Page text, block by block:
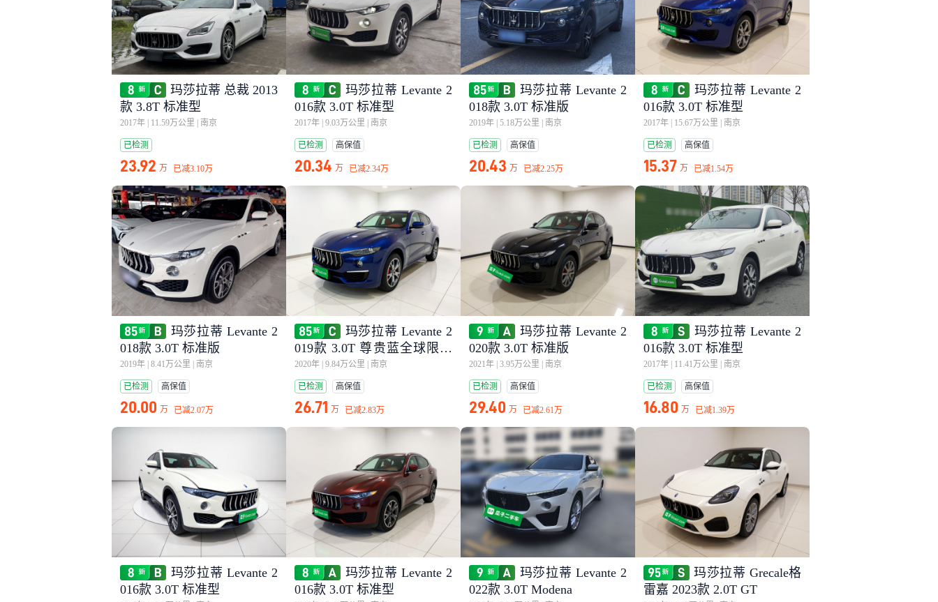
玛莎拉蒂 总裁 2013
款 3.8T 标准型
2017年 11.59万公里 南京
已检测
23.92 万 已减3.10万
玛莎拉蒂 Levante 2
016款 3.0T 标准型
2017年 9.03万公里 南京
已检测 高保值
20.34 万 已减2.34万
玛莎拉蒂 Levante 2
018款 3.0T 标准版
2019年 5.18万公里 南京
已检测 高保值
20.43 万 已减2.25万
玛莎拉蒂 Levante 2
016款 3.0T 标准型
2017年 15.67万公里 南京
已检测 高保值
15.37 万 已减1.54万
玛莎拉蒂 Levante 2
018款 3.0T 标准版
2019年 8.41万公里 南京
已检测 高保值
20.00 万 已减2.07万
玛莎拉蒂 Levante 2
019款 3.0T 尊贵蓝全球限量
版 国VI
2020年 9.84万公里 南京
已检测 高保值
26.71 万 已减2.83万
玛莎拉蒂 Levante 2
020款 3.0T 标准版
2021年 3.95万公里 南京
已检测 高保值
29.40 万 已减2.61万
玛莎拉蒂 Levante 2
016款 3.0T 标准型
2017年 11.41万公里 南京
已检测 高保值
16.80 万 已减1.39万
玛莎拉蒂 Levante 2
016款 3.0T 标准型
玛莎拉蒂 Levante 2
016款 3.0T 标准型
玛莎拉蒂 Levante 2
022款 3.0T Modena
玛莎拉蒂 Grecale格
雷嘉 2023款 2.0T GT